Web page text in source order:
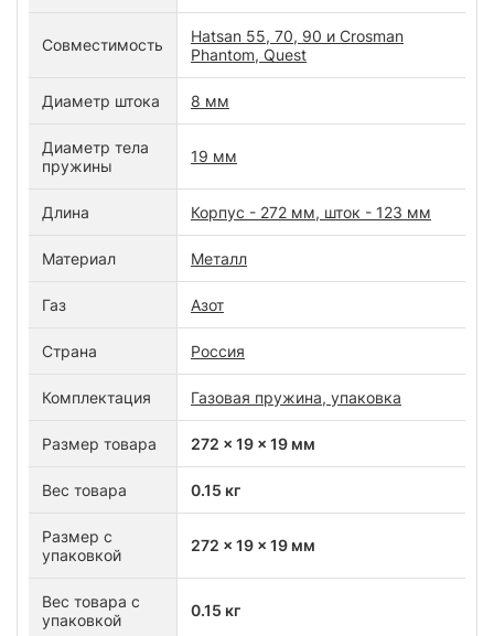
Совместимость
Hatsan 55, 70, 90 и Crosman
Phantom, Quest
Диаметр штока 8 мм
Диаметр тела
пружины
19 мм
Длина Корпус - 272 мм, шток - 123 мм
Материал Металл
Газ Азот
Страна Россия
Комплектация Газовая пружина, упаковка
Размер товара 272 x 19 x 19 мм
Вес товара 0.15 кг
Размер с
упаковкой
272 x 19 x 19 мм
Вес товара с
упаковкой
0.15 кг